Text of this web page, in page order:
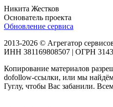
Никита Жестков
Основатель проекта
Обновление сервиса
2013-2026 © Агрегатор
ИНН 381169808507 | ОГРН
Копирование материалов
dofollow-ссылки, или мы
Гуглу, чтобы Вас забанили.